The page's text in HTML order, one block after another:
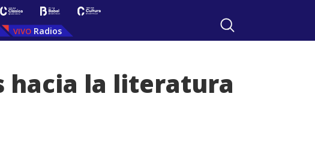
Radios
hacia la literatura